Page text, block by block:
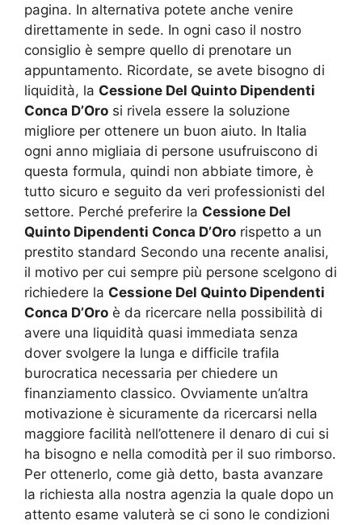
pagina. In alternativa potete anche venire
direttamente in sede. In ogni caso il nostro
consiglio è sempre quello di prenotare un
appuntamento. Ricordate, se avete bisogno di
liquidità, la Cessione Del Quinto Dipendenti
Conca D’Oro si rivela essere la soluzione
migliore per ottenere un buon aiuto. In Italia
ogni anno migliaia di persone usufruiscono di
questa formula, quindi non abbiate timore, è
tutto sicuro e seguito da veri professionisti del
settore. Perché preferire la Cessione Del
Quinto Dipendenti Conca D’Oro rispetto a un
prestito standard Secondo una recente analisi,
il motivo per cui sempre più persone scelgono di
richiedere la Cessione Del Quinto Dipendenti
Conca D’Oro è da ricercare nella possibilità di
avere una liquidità quasi immediata senza
dover svolgere la lunga e difficile trafila
burocratica necessaria per chiedere un
finanziamento classico. Ovviamente un’altra
motivazione è sicuramente da ricercarsi nella
maggiore facilità nell’ottenere il denaro di cui si
ha bisogno e nella comodità per il suo rimborso.
Per ottenerlo, come già detto, basta avanzare
la richiesta alla nostra agenzia la quale dopo un
attento esame valuterà se ci sono le condizioni